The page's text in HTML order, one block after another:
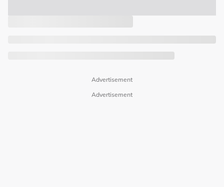
Advertisement
Advertisement